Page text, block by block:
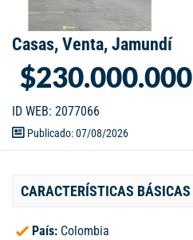
Casas, Venta, Jamundí
$230.000.000
ID WEB: 2077066
Publicado: 07/08/2026
CARACTERÍSTICAS BÁSICAS
País: Colombia